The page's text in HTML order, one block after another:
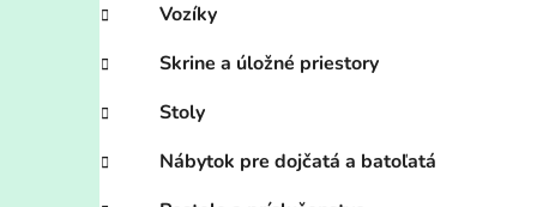
Vozíky
Skrine a úložné priestory
Stoly
Nábytok pre dojčatá a batoľatá